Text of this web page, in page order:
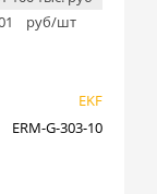
руб/шт
EKF
ERM-G-303-10